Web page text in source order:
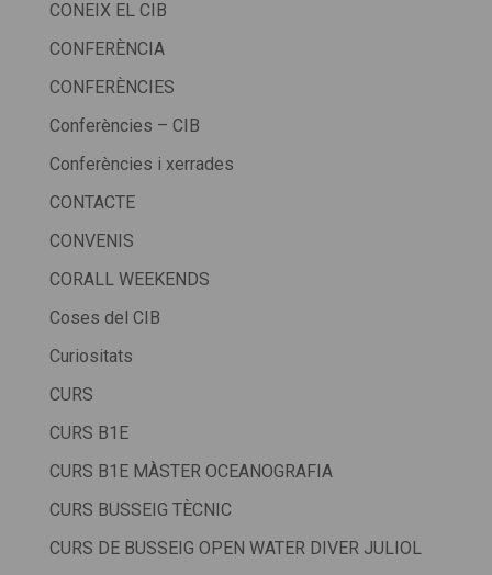
CONEIX EL CIB
CONFERÈNCIA
CONFERÈNCIES
Conferències – CIB
Conferències i xerrades
CONTACTE
CONVENIS
CORALL WEEKENDS
Coses del CIB
Curiositats
CURS
CURS B1E
CURS B1E MÀSTER OCEANOGRAFIA
CURS BUSSEIG TÈCNIC
CURS DE BUSSEIG OPEN WATER DIVER JULIOL